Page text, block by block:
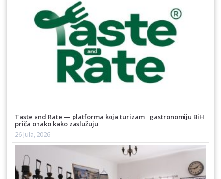
Taste and Rate — platforma koja turizam i gastronomiju BiH
priča onako kako zaslužuju
26 Jula, 2026